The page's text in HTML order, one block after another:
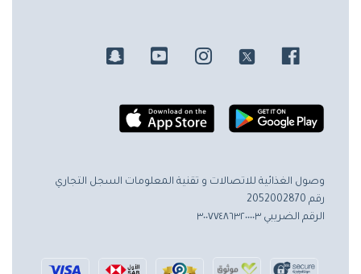
وصول الغذائية للاتصالات و تقنية المعلومات السجل التجاري
رقم 2052002870
الرقم الضريبي ٣٠٠٧٧٤٨٦٣٢٠٠٠٠٣